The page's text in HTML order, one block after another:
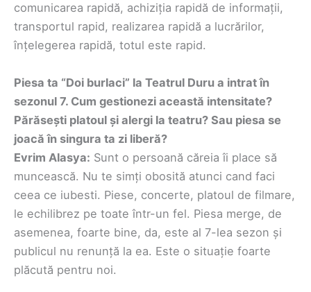
comunicarea rapidă, achiziția rapidă de informații,
transportul rapid, realizarea rapidă a lucrărilor,
înțelegerea rapidă, totul este rapid.
Piesa ta “Doi burlaci” la Teatrul Duru a intrat în
sezonul 7. Cum gestionezi această intensitate?
Părăsești platoul și alergi la teatru? Sau piesa se
joacă în singura ta zi liberă?
Evrim Alasya: Sunt o persoană căreia îi place să
muncească. Nu te simți obosită atunci cand faci
ceea ce iubesti. Piese, concerte, platoul de filmare,
le echilibrez pe toate într-un fel. Piesa merge, de
asemenea, foarte bine, da, este al 7-lea sezon și
publicul nu renunță la ea. Este o situație foarte
plăcută pentru noi.